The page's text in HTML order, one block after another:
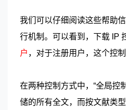
我们可以仔细阅读这些帮助
行机制。可以看到，下载 IP
户 ，对于注册用户，这个控制
在两种控制方式中，“全局控
储的所有全文，而按文献类